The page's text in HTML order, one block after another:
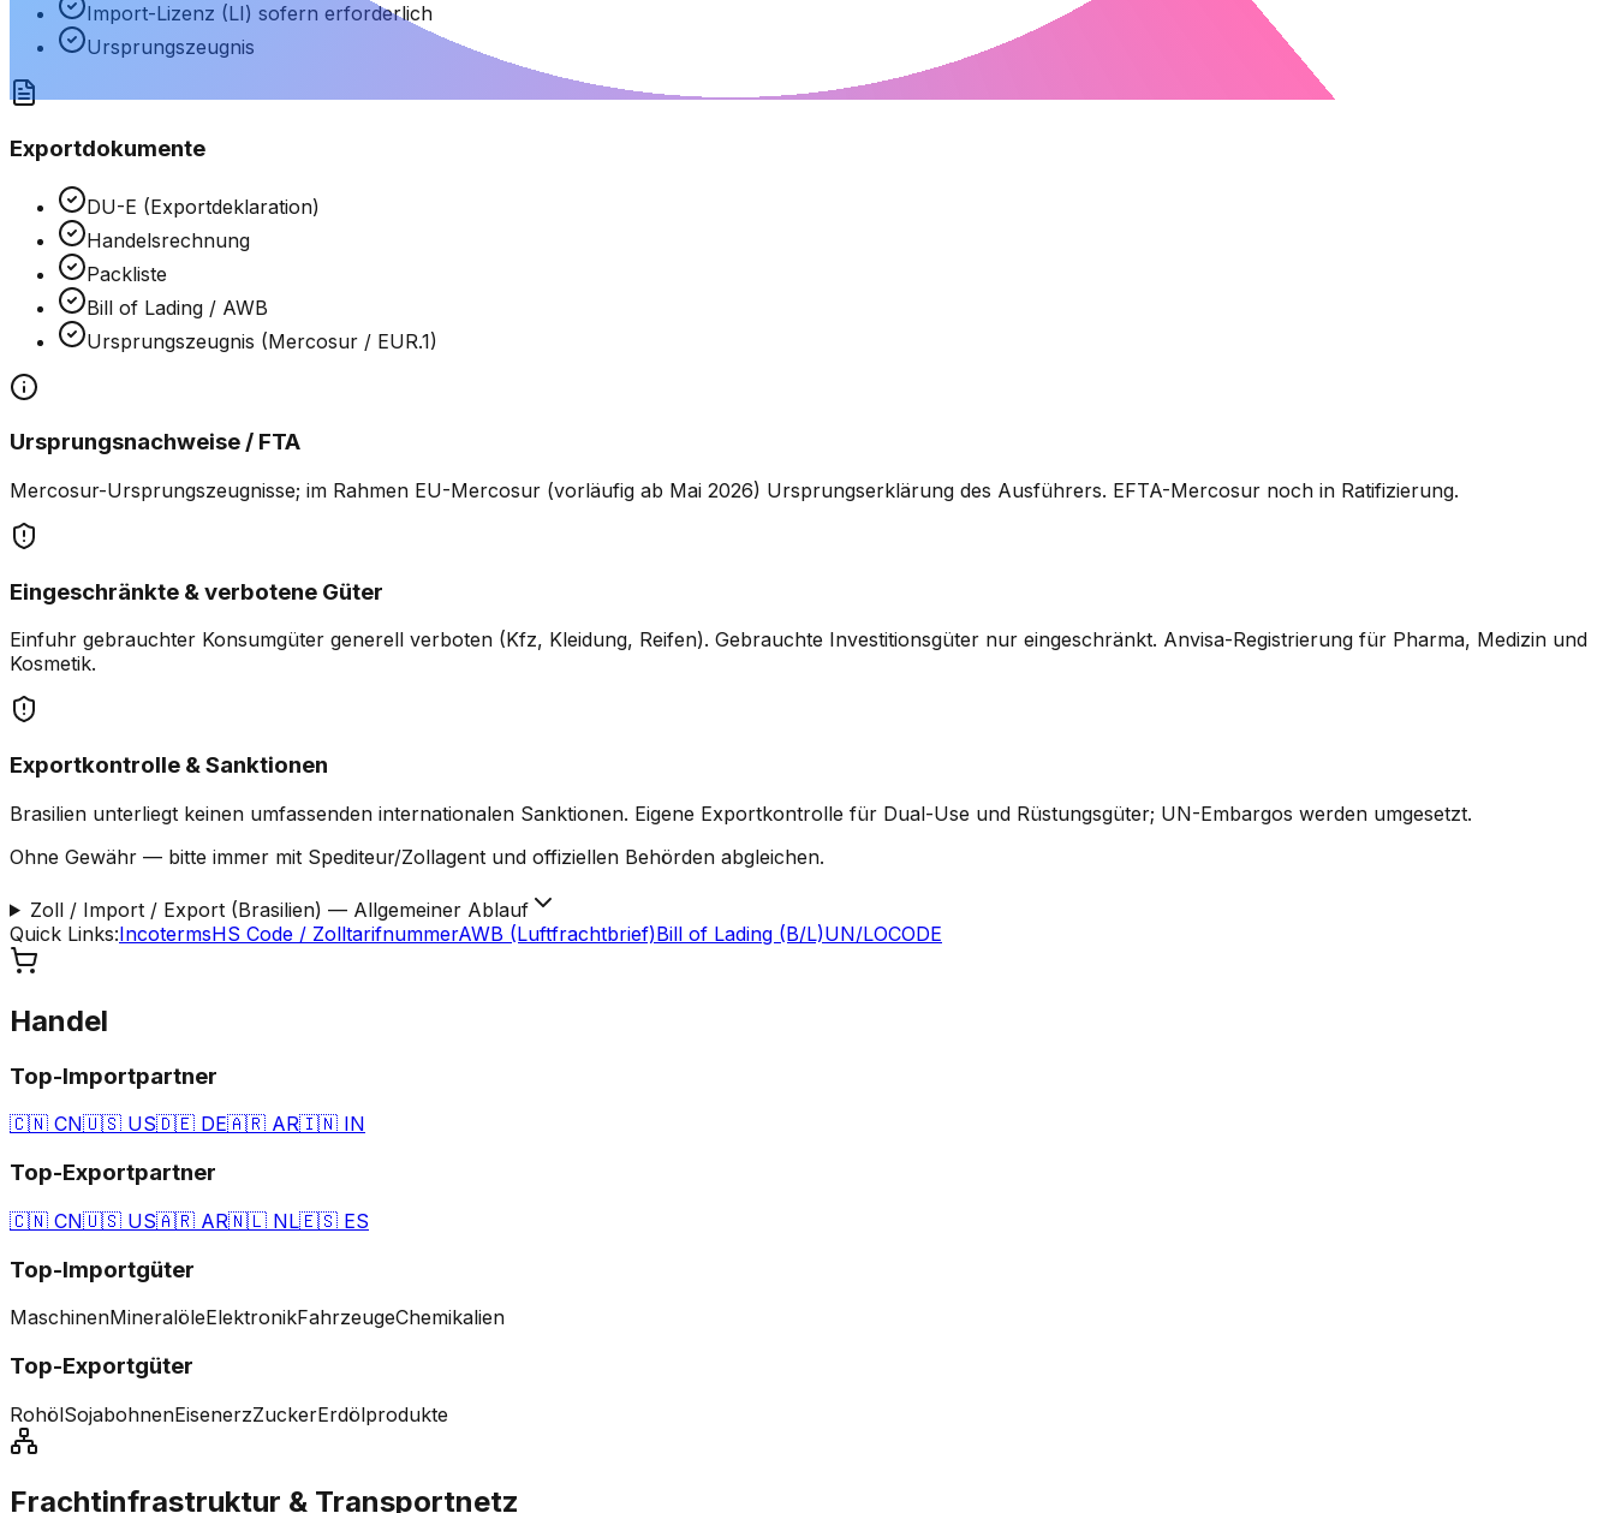
Import-Lizenz (LI) sofern erforderlich
Ursprungszeugnis
Exportdokumente
DU-E (Exportdeklaration)
Handelsrechnung
Packliste
Bill of Lading / AWB
Ursprungszeugnis (Mercosur / EUR.1)
Ursprungsnachweise / FTA
Mercosur-Ursprungszeugnisse; im Rahmen EU-Mercosur (vorläufig ab Mai 2026) Ursprungserklärung des Ausführers. EFTA-Mercosur noch in Ratifizierung.
Eingeschränkte & verbotene Güter
Einfuhr gebrauchter Konsumgüter generell verboten (Kfz, Kleidung, Reifen). Gebrauchte Investitionsgüter nur eingeschränkt. Anvisa-Registrierung für Pharma, Medizin und
Kosmetik.
Exportkontrolle & Sanktionen
Brasilien unterliegt keinen umfassenden internationalen Sanktionen. Eigene Exportkontrolle für Dual-Use und Rüstungsgüter; UN-Embargos werden umgesetzt.
Ohne Gewähr — bitte immer mit Spediteur/Zollagent und offiziellen Behörden abgleichen.
Zoll / Import / Export (Brasilien) — Allgemeiner Ablauf
Quick Links:IncotermsHS Code / ZolltarifnummerAWB (Luftfrachtbrief)Bill of Lading (B/L)UN/LOCODE
Handel
Top-Importpartner
🇨🇳 CN🇺🇸 US🇩🇪 DE🇦🇷 AR🇮🇳 IN
Top-Exportpartner
🇨🇳 CN🇺🇸 US🇦🇷 AR🇳🇱 NL🇪🇸 ES
Top-Importgüter
MaschinenMineralöleElektronikFahrzeugeChemikalien
Top-Exportgüter
RohölSojabohnenEisenerzZuckerErdölprodukte
Frachtinfrastruktur & Transportnetz